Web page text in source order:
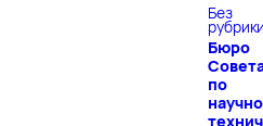
Без
рубрики
Бюро
по